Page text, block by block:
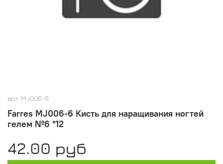
арт. MJ006-6
Farres MJ006-6 Кисть для наращивания ногтей
гелем №6 *12
42.00 руб